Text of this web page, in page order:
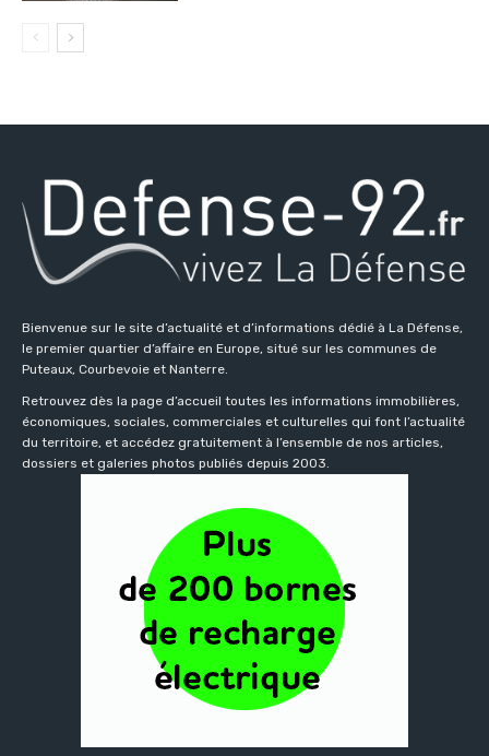
Bienvenue sur le site d’actualité et d’informations dédié à La Défense,
le premier quartier d’affaire en Europe, situé sur les communes de
Puteaux, Courbevoie et Nanterre.
Retrouvez dès la page d’accueil toutes les informations immobilières,
économiques, sociales, commerciales et culturelles qui font l’actualité
du territoire, et accédez gratuitement à l’ensemble de nos articles,
dossiers et galeries photos publiés depuis 2003.